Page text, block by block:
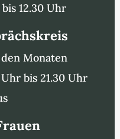
12.30 Uhr
Monaten
bis 21.30 Uhr